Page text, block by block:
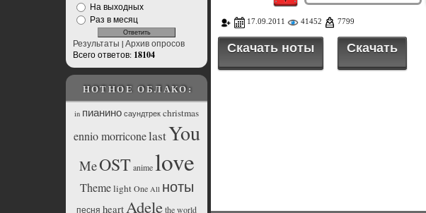
На выходных
Раз в месяц
Результаты |Архив опросов
Всего ответов: 18104
НОТНОЕ ОБЛАКО:
in пианино саундтрек christmas
ennio morriconelastYou
MeOST anime love
Themelight One All ноты
песня heart Adeletheworld
17.09.2011 41452 7799
Скачать ноты Скачать